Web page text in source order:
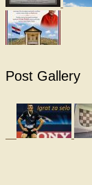
Post Gallery